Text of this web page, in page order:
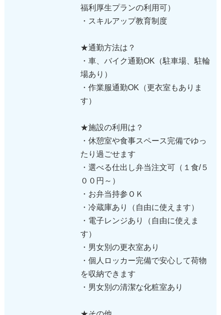
福利厚生プランの利用可）
・スキルアップ教育制度
★通勤方法は？
・車、バイク通勤OK（駐車場、駐輪
場あり）
・作業服通勤OK（更衣室もありま
す）
★施設の利用は？
・休憩室や食事スペース完備でゆっ
たり過ごせます
・選べる仕出し弁当注文可（１食/５
００円～）
・お弁当持参ＯＫ
・冷蔵庫あり（自由に使えます）
・電子レンジあり（自由に使えま
す）
・男女別の更衣室あり
・個人ロッカー完備で安心して荷物
を収納できます
・男女別の清潔な化粧室あり